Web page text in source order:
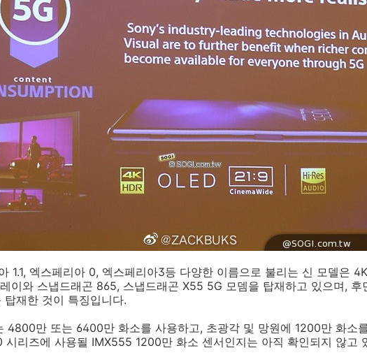
1.1, 엑스페리아 0, 엑스페리아3등 다양한 이름으로 불리는 신 모델은
이와 스냅드래곤 865, 스냅드래곤 X55 5G 모뎀을 탑재하고 있으며, 후
재한 것이 특징입니다.
4800만 또는 6400만 화소를 사용하고, 초광각 및 망원에 1200만 화소
시리즈에 사용될 IMX555 1200만 화소 센서인지는 아직 확인되지 않고